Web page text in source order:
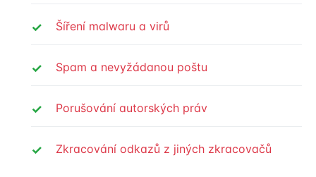
Šíření malwaru a virů
Spam a nevyžádanou poštu
Porušování autorských práv
Zkracování odkazů z jiných zkracovačů